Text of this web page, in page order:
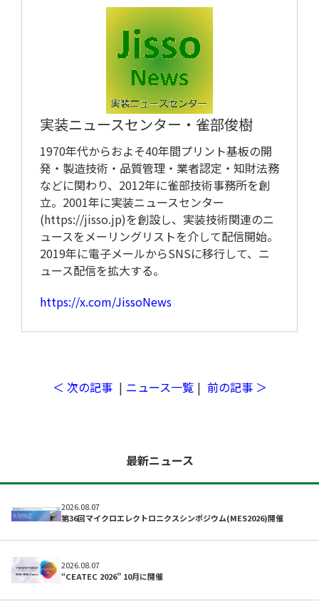
取材予定
実装ニュースセンター・ 雀部俊樹
1970年代からおよそ40年間プリント基板の開
発・製造技術・品質管理・業者認定・知財法務
などに関わり、2012年に雀部技術事務所を創
立。2001年に実装ニュースセンター
(https://jisso.jp)を創設し、実装技術関連のニ
ュースをメーリングリストを介して配信開始。
2019年に電子メールからSNSに移行して、ニ
ュース配信を拡大する。
https://x.com/JissoNews
＜ 次の記事 | ニュース一覧 | 前の記事 ＞
最新ニュース
2026.08.07
第36回マイクロエレクトロニクスシンポジウム(MES2026)開催
2026.08.07
“CEATEC 2026” 10月に開催